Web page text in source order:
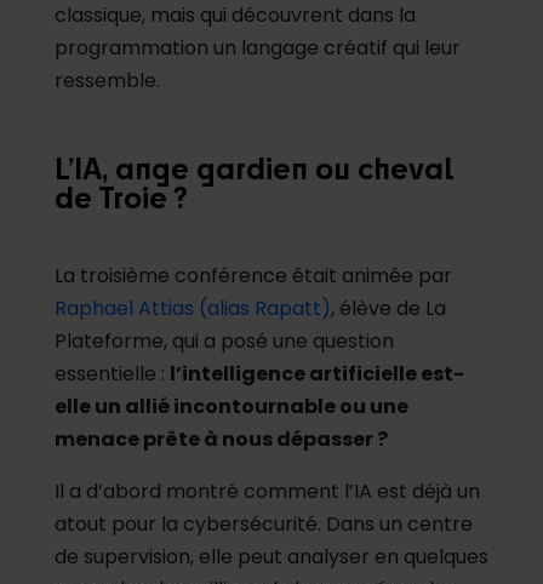
classique, mais qui découvrent dans la
programmation un langage créatif qui leur
ressemble.
L’IA, ange gardien ou cheval
de Troie ?
La troisième conférence était animée par
Raphael Attias (alias Rapatt), élève de La
Plateforme, qui a posé une question
essentielle : l’intelligence artificielle est-
elle un allié incontournable ou une
menace prête à nous dépasser ?
Il a d’abord montré comment l’IA est déjà un
atout pour la cybersécurité. Dans un centre
de supervision, elle peut analyser en quelques